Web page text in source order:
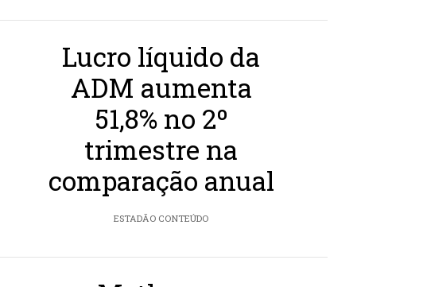
Lucro líquido da
ADM aumenta
51,8% no 2º
trimestre na
comparação anual
ESTADÃO CONTEÚDO